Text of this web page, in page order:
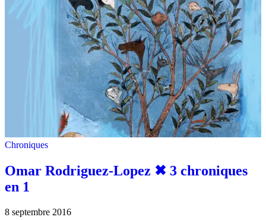
Chroniques
Omar Rodriguez-Lopez ✖︎ 3 chroniques
en 1
8 septembre 2016